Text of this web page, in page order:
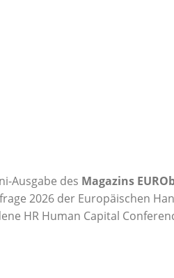
Ausgabe des Magazins
2026 der Europäischen
HR Human Capital